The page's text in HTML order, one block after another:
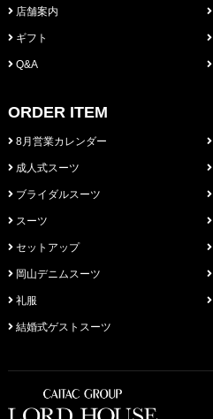
店舗案内
ギフト
Q&A
ORDER ITEM
8月営業カレンダー
成人式スーツ
ブライダルスーツ
スーツ
セットアップ
岡山デニムスーツ
礼服
結婚式ゲストスーツ